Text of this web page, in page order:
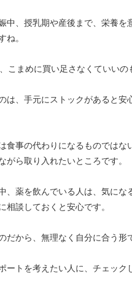
中、授乳期や産後まで、栄養を
ね。
こまめに買い足さなくていいの
は、手元にストックがあると安
食事の代わりになるものではな
がら取り入れたいところです。
、薬を飲んでいる人は、気にな
相談しておくと安心です。
だから、無理なく自分に合う形
ートを考えたい人に、チェック